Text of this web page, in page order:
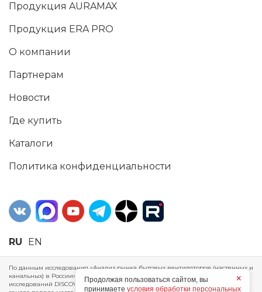
Продукция AURAMAX
Продукция ERA PRO
О компании
Партнерам
Новости
Где купить
Каталоги
Политика конфиденциальности
RU EN
По данным исследования «Анализ рынка бытовых вентиляторов (настенных и
канальных) в России», проведенного Агентством маркетинговых
исследований DISCOVERY RESEARCH Group, 2025 г. ERA Group (ООО «ЭРА»)
×
Продолжая пользоваться сайтом, вы
принимаете условия обработки персональных